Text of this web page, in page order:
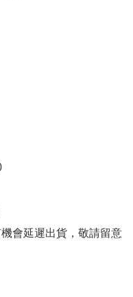
會延遲出貨，敬請留意